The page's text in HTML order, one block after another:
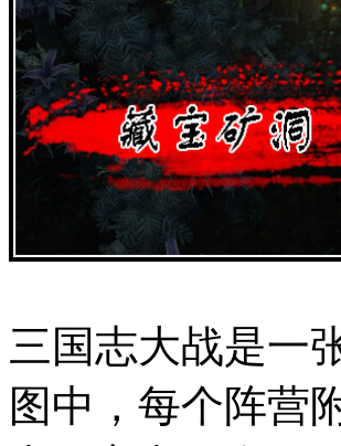
三国志大战是一
图中，每个阵营